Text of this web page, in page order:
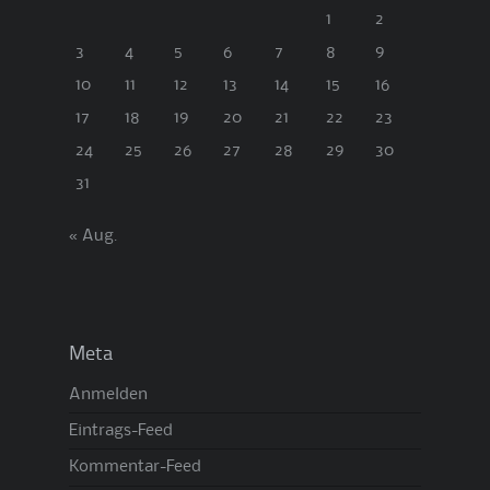
1 2
3 4 5 6 7 8 9
10 11 12 13 14 15 16
17 18 19 20 21 22 23
24 25 26 27 28 29 30
31
« Aug.
Meta
Anmelden
Eintrags-Feed
Kommentar-Feed